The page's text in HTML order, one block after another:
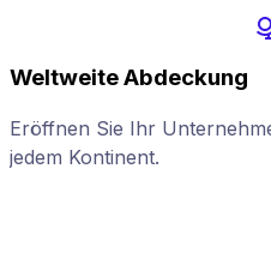
Weltweite Abdeckung
Eröffnen Sie Ihr
jedem Kontinent.